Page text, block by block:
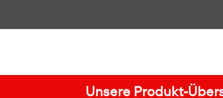
Unsere Produkt-